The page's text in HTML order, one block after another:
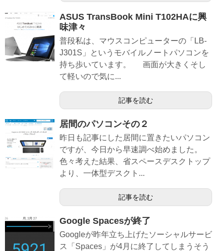
ASUS TransBook Mini T102HAに興
味津々
普段私は、マウスコンピューターの「LB-
J301S」というモバイルノートパソコンを
持ち歩いています。 画面が大きくそし
て軽いので気に...
記事を読む
居間のパソコンその２
昨日も記事にした居間に置きたいパソコン
ですが、今日から早速調べ始めました。
色々考えた結果、省スペースデスクトップ
より、一体型デスクト...
記事を読む
Google Spacesが終了
Googleが昨年立ち上げたソーシャルサービ
ス「Spaces」が4月に終了してしまうそう